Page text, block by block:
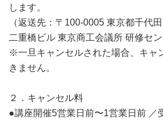
します。
（返送先：〒100-0005 東京都千代
二重橋ビル 東京商工会議所 研修セン
※一旦キャンセルされた場合、キャ
きません。
２．キャンセル料
●講座開催5営業日前〜1営業日前 ／